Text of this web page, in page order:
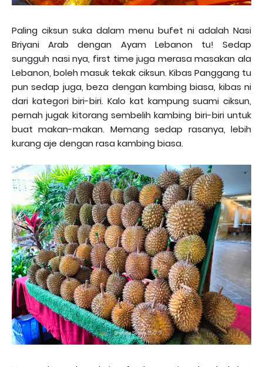
Paling ciksun suka dalam menu bufet ni adalah Nasi
Briyani Arab dengan Ayam Lebanon tu! Sedap
sungguh nasi nya, first time juga merasa masakan ala
Lebanon, boleh masuk tekak ciksun. Kibas Panggang tu
pun sedap juga, beza dengan kambing biasa, kibas ni
dari kategori biri-biri. Kalo kat kampung suami ciksun,
pernah jugak kitorang sembelih kambing biri-biri untuk
buat makan-makan. Memang sedap rasanya, lebih
kurang aje dengan rasa kambing biasa.